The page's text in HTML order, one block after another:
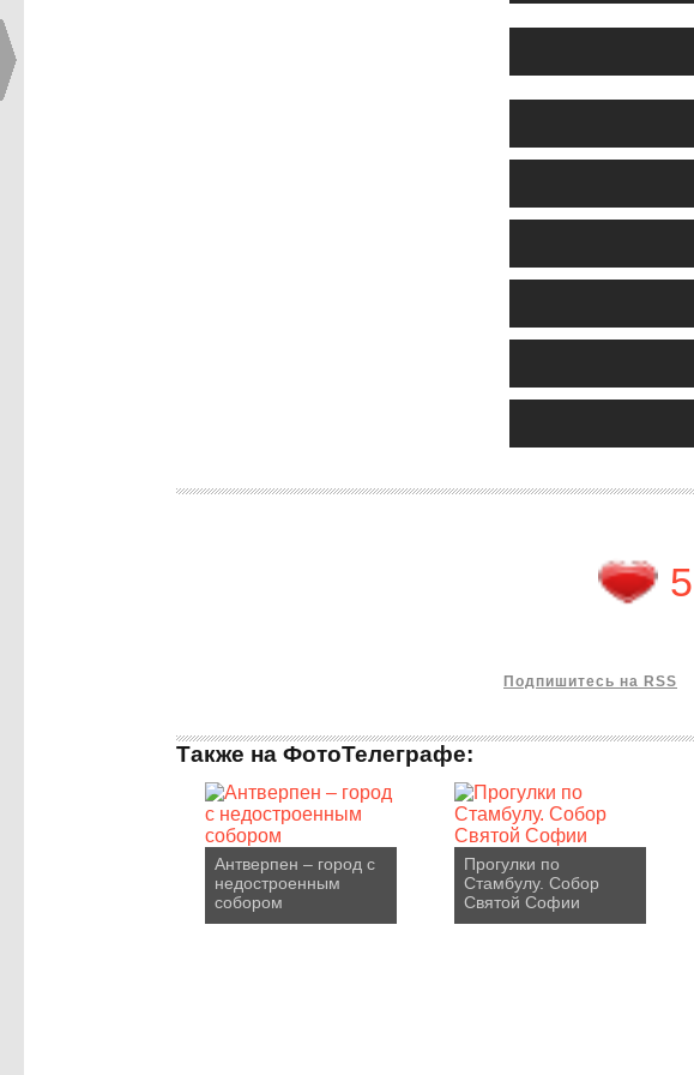
5
Подпишитесь на RSS
Также на ФотоТелеграфе:
Антверпен – город с
недостроенным
собором
Прогулки по
Стамбулу. Собор
Святой Софии